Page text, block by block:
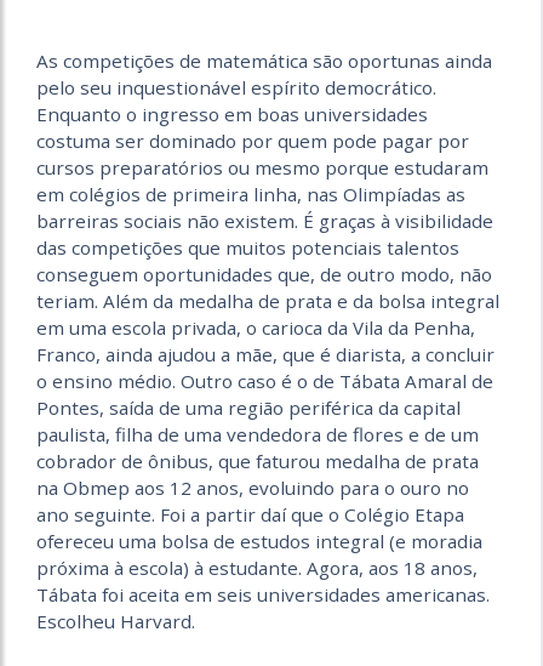
As competições de matemática são oportunas ainda
pelo seu inquestionável espírito democrático.
Enquanto o ingresso em boas universidades
costuma ser dominado por quem pode pagar por
cursos preparatórios ou mesmo porque estudaram
em colégios de primeira linha, nas Olimpíadas as
barreiras sociais não existem. É graças à visibilidade
das competições que muitos potenciais talentos
conseguem oportunidades que, de outro modo, não
teriam. Além da medalha de prata e da bolsa integral
em uma escola privada, o carioca da Vila da Penha,
Franco, ainda ajudou a mãe, que é diarista, a concluir
o ensino médio. Outro caso é o de Tábata Amaral de
Pontes, saída de uma região periférica da capital
paulista, filha de uma vendedora de flores e de um
cobrador de ônibus, que faturou medalha de prata
na Obmep aos 12 anos, evoluindo para o ouro no
ano seguinte. Foi a partir daí que o Colégio Etapa
ofereceu uma bolsa de estudos integral (e moradia
próxima à escola) à estudante. Agora, aos 18 anos,
Tábata foi aceita em seis universidades americanas.
Escolheu Harvard.